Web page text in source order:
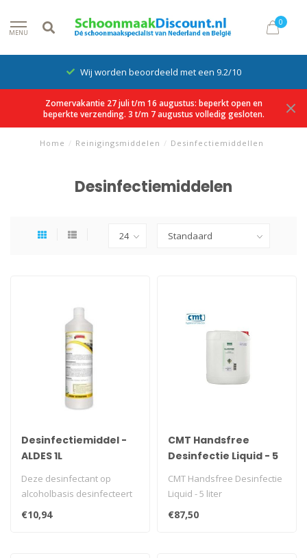
MENU
0
Wij worden beoordeeld met een 9.2/10
Zomervakantie 27 juli t/m 16 augustus: beperkt open en
beperkte verzending. 3 t/m 7 augustus volledig gesloten.
Home / Reinigingsmiddelen / Desinfectiemiddellen
Desinfectiemiddelen
Desinfectiemiddel -
ALDES 1L
Deze desinfectant op
alcoholbasis desinfecteert
snel en grondig en is zeer
€10,94
CMT Handsfree
Desinfectie Liquid - 5
CMT Handsfree Desinfectie
Liquid - 5 liter
€87,50